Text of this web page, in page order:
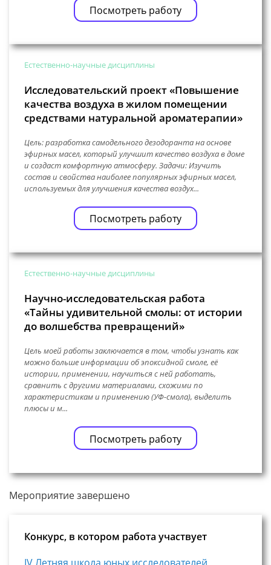
Посмотреть работу
Естественно-научные дисциплины
Исследовательский проект «Повышение
качества воздуха в жилом помещении
средствами натуральной ароматерапии»
Цель: разработка самодельного дезодоранта на основе
эфирных масел, который улучшит качество воздуха в доме
и создаст комфортную атмосферу. Задачи: Изучить
состав и свойства наиболее популярных эфирных масел,
используемых для улучшения качества воздух...
Посмотреть работу
Естественно-научные дисциплины
Научно-исследовательская работа
«Тайны удивительной смолы: от истории
до волшебства превращений»
Цель моей работы заключается в том, чтобы узнать как
можно больше информации об эпоксидной смоле, её
истории, применении, научиться с ней работать,
сравнить с другими материалами, схожими по
характеристикам и применению (УФ-смола), выделить
плюсы и м...
Посмотреть работу
Мероприятие завершено
Конкурс, в котором работа участвует